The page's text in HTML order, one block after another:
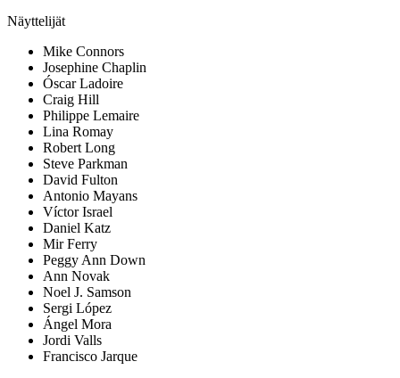
Näyttelijät
Mike Connors
Josephine Chaplin
Óscar Ladoire
Craig Hill
Philippe Lemaire
Lina Romay
Robert Long
Steve Parkman
David Fulton
Antonio Mayans
Víctor Israel
Daniel Katz
Mir Ferry
Peggy Ann Down
Ann Novak
Noel J. Samson
Sergi López
Ángel Mora
Jordi Valls
Francisco Jarque